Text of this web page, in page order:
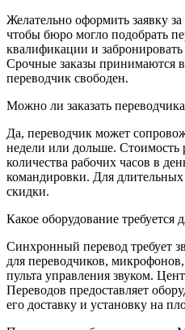
Желательно оформить заявку
чтобы бюро могло подобрать
квалификации и
Срочные заказы принимаются
переводчик свободен.
Можно ли заказать
Да, переводчик может
недели или дольше. Стоимость
количества рабочих часов в
командировки. Для длительных
скидки.
Какое оборудование требуется
Синхронный перевод требует
для переводчиков,
пульта управления звуком.
Переводов предоставляет
его доставку и установку на